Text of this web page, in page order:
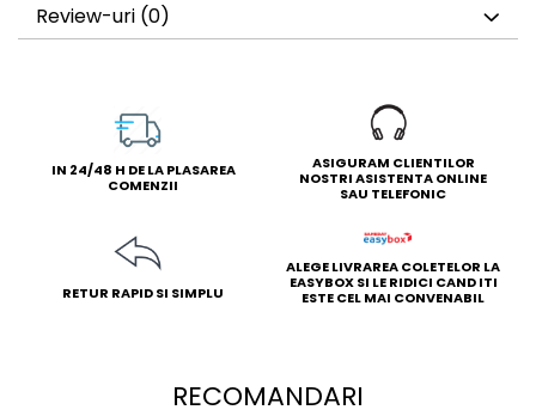
Review-uri (0)
IN 24/48 H DE LA PLASAREA
COMENZII
ASIGURAM CLIENTILOR
NOSTRI ASISTENTA ONLINE
SAU TELEFONIC
RETUR RAPID SI SIMPLU
ALEGE LIVRAREA COLETELOR LA
EASYBOX SI LE RIDICI CAND ITI
ESTE CEL MAI CONVENABIL
RECOMANDARI